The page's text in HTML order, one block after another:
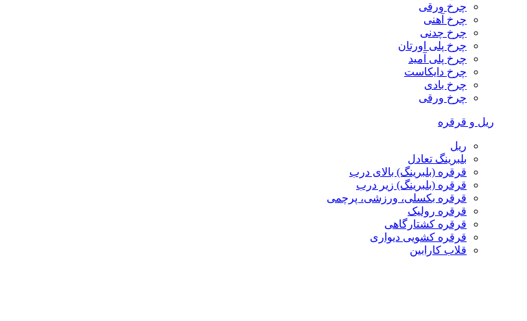
چرخ ورقی
چرخ آهنی
چرخ چدنی
چرخ پلی اورتان
چرخ پلی آمید
چرخ دایکاست
چرخ بادی
چرخ ورقی
ریل و قرقره
ریل
بلبرینگ تعادل
قرقره (بلبرینگ) بالای درب
قرقره (بلبرینگ) زیر درب
قرقره بکسلی، ورزشی، پرچمی
قرقره رولیک
قرقره کشتارگاهی
قرقره کشویی دیواری
قلاب کارابین